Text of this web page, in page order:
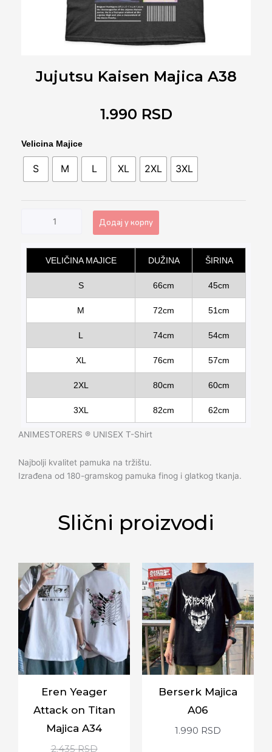
Jujutsu Kaisen Majica A38
1.990 RSD
Velicina Majice
S M L XL 2XL 3XL
Jujutsu
Kaisen
Majica
A38
Додај у корпу
Alternative:
VELIČINA MAJICE
DUŽINA ŠIRINA
S 66cm 45cm
M 72cm 51cm
L 74cm 54cm
XL 76cm 57cm
2XL 80cm 60cm
3XL 82cm 62cm
ANIMESTORERS ®️ UNISEX T-Shirt
Najbolji kvalitet pamuka na tržištu.
Izrađena od 180-gramskog pamuka finog i glatkog tkanja.
Slični proizvodi
Eren Yeager
Attack on Titan
Majica A34
2.435RSD
Berserk Majica
A06
1.990 RSD